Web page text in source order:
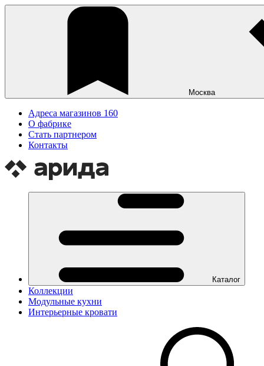
Москва
Адреса магазинов 160
О фабрике
Стать партнером
Контакты
Каталог
Коллекции
Модульные кухни
Интерьерные кровати